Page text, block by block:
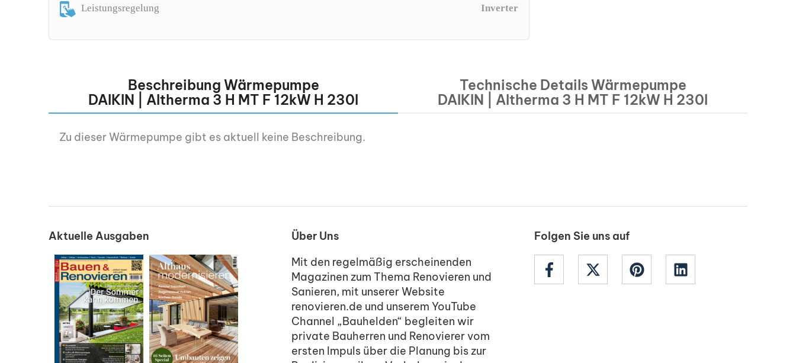
Leistungsregelung Inverter
Beschreibung Wärmepumpe
DAIKIN | Altherma 3 H MT F 12kW H 230l
Technische Details Wärmepumpe
DAIKIN | Altherma 3 H MT F 12kW H 230l
Zu dieser Wärmepumpe gibt es aktuell keine Beschreibung.
Aktuelle Ausgaben
Über Uns
Mit den regelmäßig erscheinenden
Magazinen zum Thema Renovieren und
Sanieren, mit unserer Website
renovieren.de und unserem YouTube
Channel „Bauhelden“ begleiten wir
private Bauherren und Renovierer vom
ersten Impuls über die Planung bis zur
Folgen Sie uns auf